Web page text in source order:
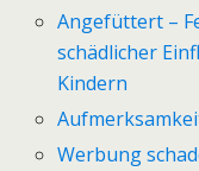
Angefüttert –
schädlicher
Kindern
Werbung